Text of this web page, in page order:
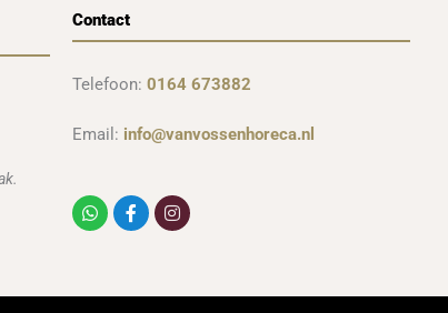
Contact
Telefoon: 0164 673882
Email: info@vanvossenhoreca.nl
WhatsappFacebook-
f
Instagram